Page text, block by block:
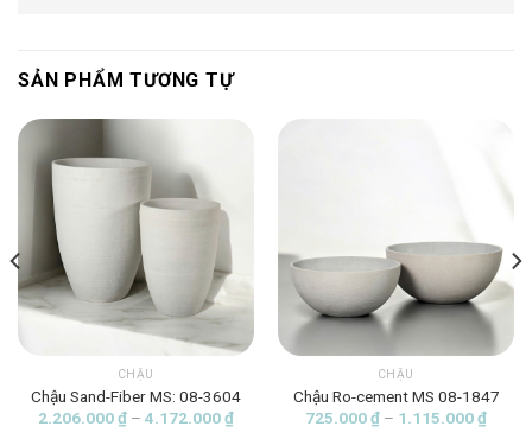
SẢN PHẨM TƯƠNG TỰ
CHẬU
Chậu Sand-Fiber MS: 08-3604
2.206.000₫ – 4.172.000₫Khoảng
CHẬU
Chậu Ro-cement MS 08-1847
725.000₫ – 1.115.000₫